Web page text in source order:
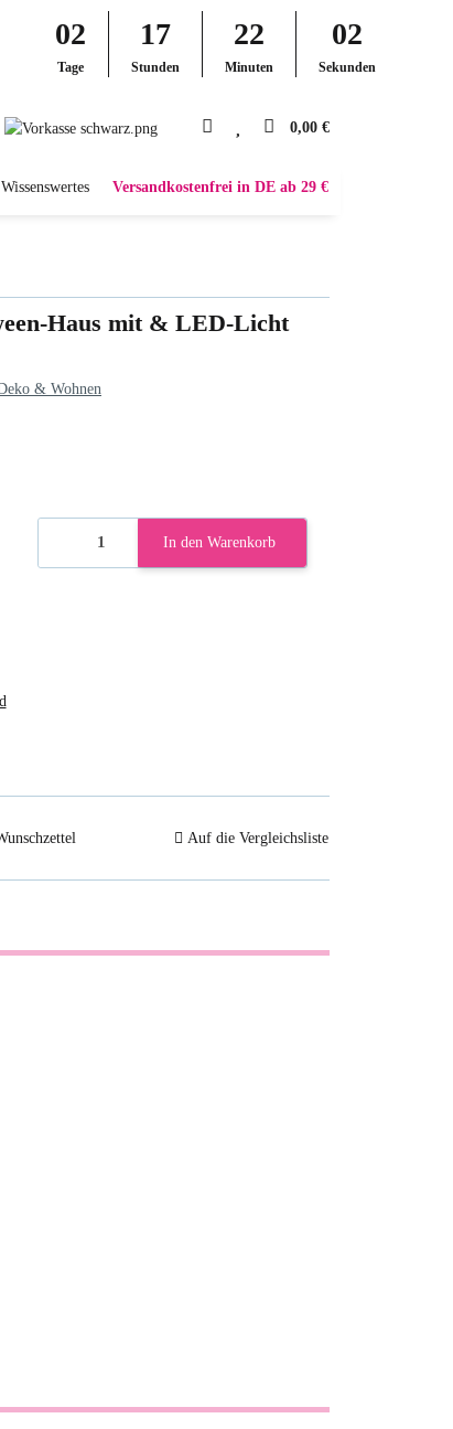
02
Tage
17
Stunden
22
Minuten
01
Sekunden
0,00 €
Wissenswertes Versandkostenfrei in DE ab 29 €
Haus mit & LED-Licht
& Wohnen
In den Warenkorb
Auf die Vergleichsliste